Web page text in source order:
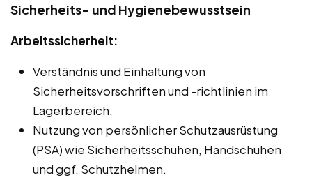
Sicherheits- und Hygienebewusstsein
Arbeitssicherheit:
Verständnis und Einhaltung von
Sicherheitsvorschriften und -richtlinien im
Lagerbereich.
Nutzung von persönlicher Schutzausrüstung
(PSA) wie Sicherheitsschuhen, Handschuhen
und ggf. Schutzhelmen.